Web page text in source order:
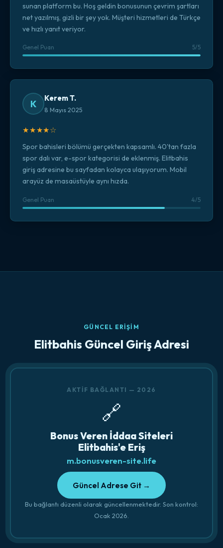
sunan platform bu. Hoş geldin bonusunun çevrim şartları
net yazılmış, gizli bir şey yok. Müşteri hizmetleri de Türkçe
ve hızlı yanıt veriyor.
Genel Puan 5/5
K Kerem T.
8 Mayıs 2025
★★★★☆
Spor bahisleri bölümü gerçekten kapsamlı. 40'tan fazla
spor dalı var, e-spor kategorisi de eklenmiş. Elitbahis
giriş adresine bu sayfadan kolayca ulaşıyorum. Mobil
arayüz de masaüstüyle aynı hızda.
Genel Puan 4/5
GÜNCEL ERIŞIM
Elitbahis Güncel Giriş Adresi
AKTIF BAĞLANTI — 2026
🔗
Bonus Veren İddaa Siteleri
Elitbahis'e Eriş
m.bonusveren-site.life
Güncel Adrese Git →
Bu bağlantı düzenli olarak güncellenmektedir. Son kontrol:
Ocak 2026.